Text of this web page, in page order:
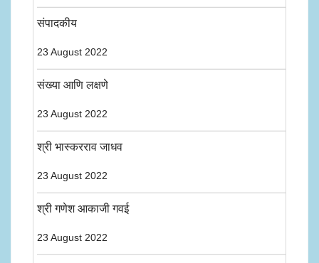
संपादकीय
23 August 2022
संख्या आणि लक्षणे
23 August 2022
श्री भास्करराव जाधव
23 August 2022
श्री गणेश आकाजी गवई
23 August 2022